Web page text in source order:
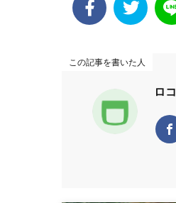
この記事を書いた人
ロ